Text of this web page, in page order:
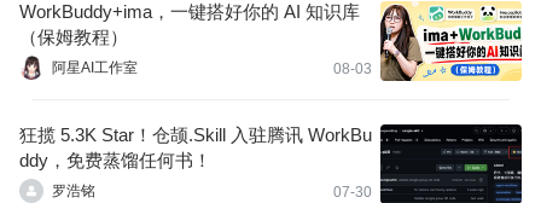
WorkBuddy+ima，一键搭好你的 AI 知识库
（保姆教程）
阿星AI工作室 08-03
狂揽 5.3K Star！仓颉.Skill 入驻腾讯 WorkBu
ddy，免费蒸馏任何书！
罗浩铭 07-30